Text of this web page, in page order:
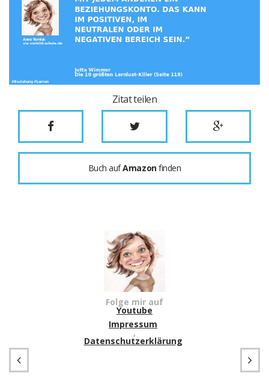
Zitat teilen
Buch aufAmazonfinden
Folge mir auf
Youtube
Impressum
,
Datenschutzerklärung